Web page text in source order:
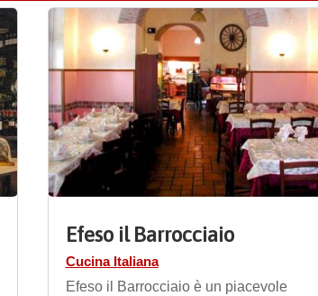
Efeso il Barrocciaio
Cucina Italiana
Efeso il Barrocciaio è un piacevole